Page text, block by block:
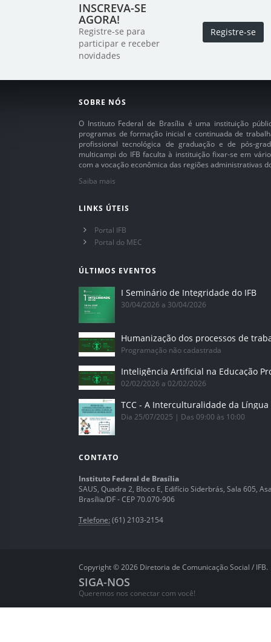
INSCREVA-SE
AGORA!
Registre-se para
participar e receber
novidades
Registre-se
SOBRE NÓS
O Instituto Federal de Brasília é uma instituição
programas de formação inicial e continuada de
profissional tecnológica de graduação e de pós-
multicampi do IFB faculta à instituição fixar-se em
com a vocação econômica das regiões administrativas
Saiba mais
LINKS ÚTEIS
Portal IFB
Portal do MEC
ÚLTIMOS EVENTOS
I Seminário de Integridade do IFB
30/04/2026 a 30/04/2026
Humanização dos processos de
Programação não cadastrada
02/02/2026 a 02/02/2026
Dia 25/07/2025 | Das 09:00 às 10:00
CONTATO
Instituto Federal de Brasília
SAUS, Quadra 2, Bloco E, Edifício Siderbrás, Sala 605,
Brasília/DF - CEP 70.070-906
Telefone: (61) 2103-2154
Copyright © 2026 Diretoria de Comunicação Social / IFB.
SIGA-NOS
Queremos nos conectar com você!